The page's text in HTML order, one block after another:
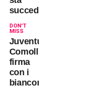
succedendo”
DON'T
MISS
Juventus:
Comolli
firma
con i
bianconeri